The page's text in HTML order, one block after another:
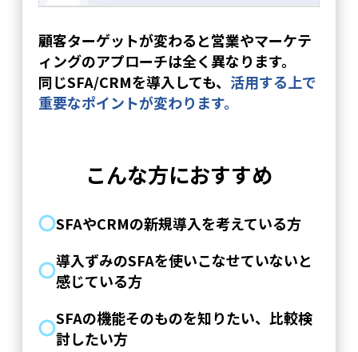
顧客ターゲットが変わると営業やマーケテ
ィングのアプローチは全く異なります。
同じSFA/CRMを導入しても、 活用する上で
重要なポイントが変わります。
こんな方におすすめ
SFAやCRMの新規導入を考えている方
導入ずみのSFAを使いこなせていないと
感じている方
SFAの機能そのものを知りたい、比較検
討したい方